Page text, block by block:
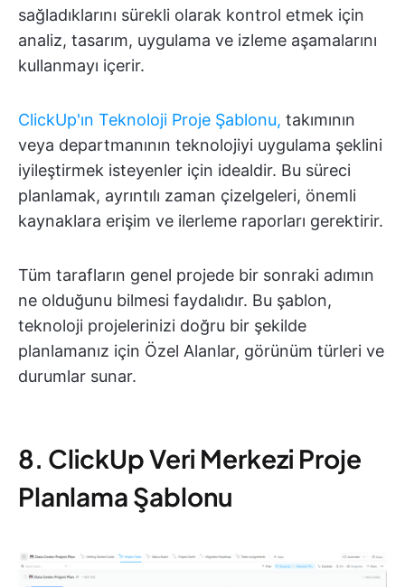
sağladıklarını sürekli olarak kontrol etmek için
analiz, tasarım, uygulama ve izleme aşamalarını
kullanmayı içerir.
ClickUp'ın Teknoloji Proje Şablonu, takımının
veya departmanının teknolojiyi uygulama şeklini
iyileştirmek isteyenler için idealdir. Bu süreci
planlamak, ayrıntılı zaman çizelgeleri, önemli
kaynaklara erişim ve ilerleme raporları gerektirir.
Tüm tarafların genel projede bir sonraki adımın
ne olduğunu bilmesi faydalıdır. Bu şablon,
teknoloji projelerinizi doğru bir şekilde
planlamanız için Özel Alanlar, görünüm türleri ve
durumlar sunar.
8. ClickUp Veri Merkezi Proje
Planlama Şablonu